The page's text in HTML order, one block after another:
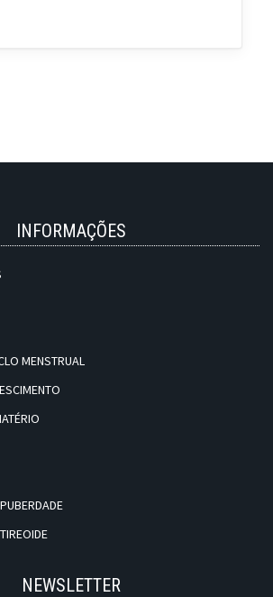
INFORMAÇÕES
MENSTRUAL
NEWSLETTER